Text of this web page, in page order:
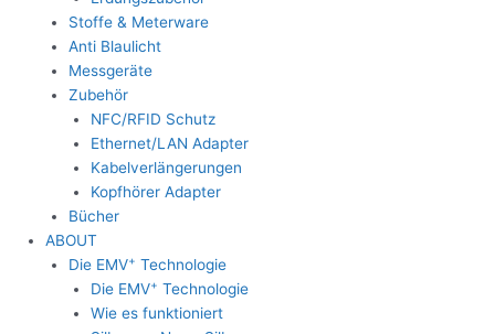
Stoffe & Meterware
Anti Blaulicht
Messgeräte
Zubehör
NFC/RFID Schutz
Ethernet/LAN Adapter
Kabelverlängerungen
Kopfhörer Adapter
Bücher
ABOUT
Die EMV+ Technologie
Die EMV+ Technologie
Wie es funktioniert